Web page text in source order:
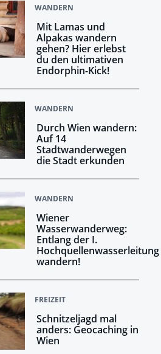
WANDERN
Mit Lamas und
Alpakas wandern
gehen? Hier erlebst
du den ultimativen
Endorphin-Kick!
WANDERN
Durch Wien wandern:
Auf 14
Stadtwanderwegen
die Stadt erkunden
WANDERN
Wiener
Wasserwanderweg:
Entlang der I.
Hochquellenwasserleitung
wandern!
FREIZEIT
Schnitzeljagd mal
anders: Geocaching in
Wien